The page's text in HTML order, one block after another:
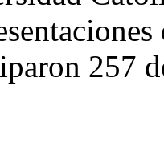
257